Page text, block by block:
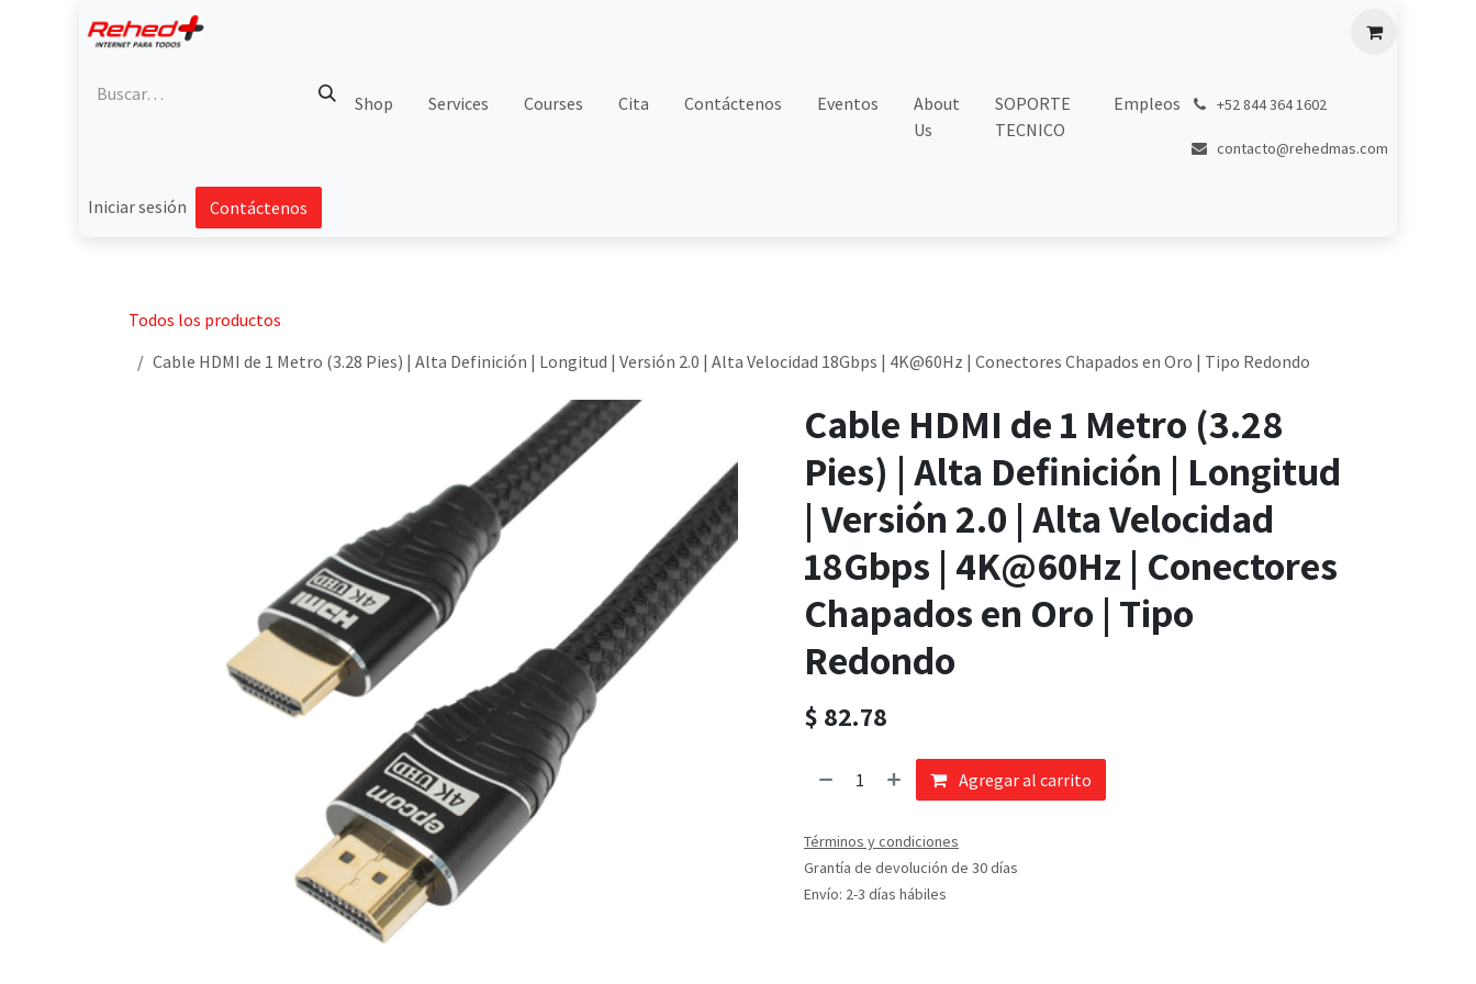
Shop Services Courses Cita Contáctenos Eventos
About
Us
SOPORTE
TECNICO
Empleos +52 844 364 1602
contacto@rehedmas.com
Iniciar sesión Contáctenos
Todos los productos
Cable HDMI de 1 Metro (3.28 Pies) | Alta Definición | Longitud | Versión 2.0 | Alta Velocidad 18Gbps | 4K@60Hz | Conectores Chapados en Oro | Tipo Redondo
Cable HDMI de 1 Metro (3.28
Pies) | Alta Definición | Longitud
| Versión 2.0 | Alta Velocidad
18Gbps | 4K@60Hz | Conectores
Chapados en Oro | Tipo
Redondo
$ 82.78
Agregar al carrito
Términos y condiciones
Grantía de devolución de 30 días
Envío: 2-3 días hábiles